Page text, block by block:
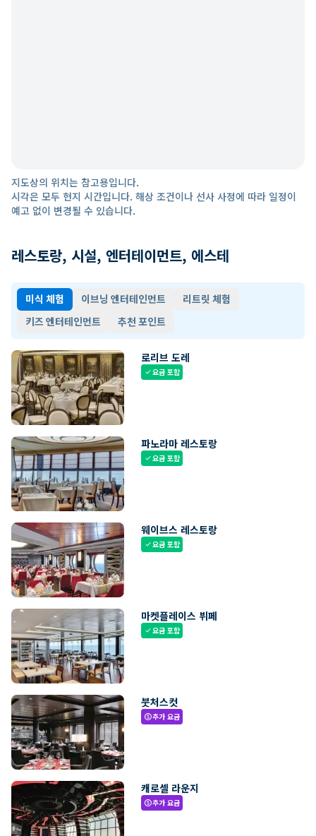
지도상의 위치는 참고용입니다.
시각은 모두 현지 시간입니다. 해상 조건이나 선사 사정에 따라 일정이
예고 없이 변경될 수 있습니다.
레스토랑, 시설, 엔터테이먼트, 에스테
미식 체험 이브닝 엔터테인먼트
리트릿 체험
키즈 엔터테인먼트
추천 포인트
로리브 도레
check요금 포함
파노라마 레스토랑
check요금 포함
웨이브스 레스토랑
check요금 포함
마켓플레이스 뷔페
check요금 포함
붓처스컷
paid추가 요금
캐로셀 라운지
paid추가 요금